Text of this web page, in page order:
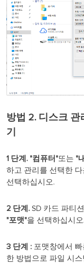
방법 2. 디스크
기
1 단계. "컴퓨터"또는"
하고 관리를 선택한
선택하십시오.
2 단계. SD 카드 파티
"포맷"을 선택하십시오.
3 단계 : 포맷창에서
한 방법으로 파일 시